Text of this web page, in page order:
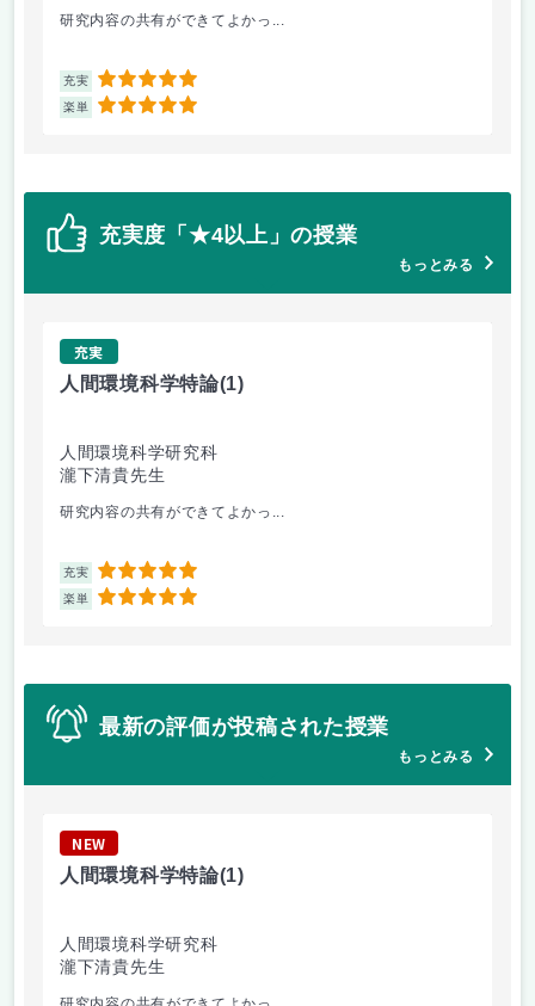
研究内容の共有ができてよかっ...
充実 5
楽単 5
充実度「★4以上」の授業
もっとみる
充実
人間環境科学特論(1)
人間環境科学研究科
瀧下清貴先生
研究内容の共有ができてよかっ...
充実 5
楽単 5
最新の評価が投稿された授業
もっとみる
NEW
人間環境科学特論(1)
人間環境科学研究科
瀧下清貴先生